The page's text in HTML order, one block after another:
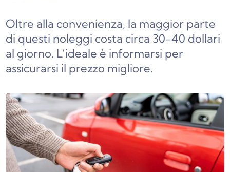
Oltre alla convenienza, la maggior parte
di questi noleggi costa circa 30-40 dollari
al giorno. L’ideale è informarsi per
assicurarsi il prezzo migliore.